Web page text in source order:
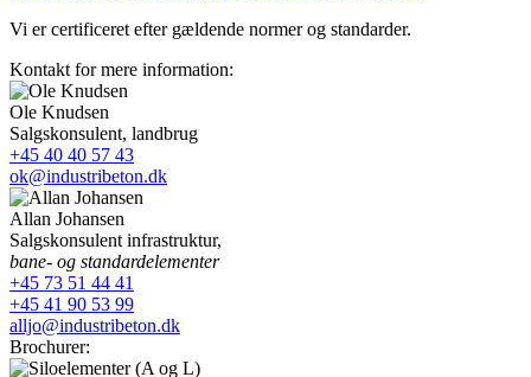
Vi er certificeret efter gældende normer og standarder.
Kontakt for mere information:
Ole Knudsen
Salgskonsulent, landbrug
+45 40 40 57 43
ok@industribeton.dk
Allan Johansen
Salgskonsulent infrastruktur,
bane- og standardelementer
+45 73 51 44 41
+45 41 90 53 99
alljo@industribeton.dk
Brochurer: